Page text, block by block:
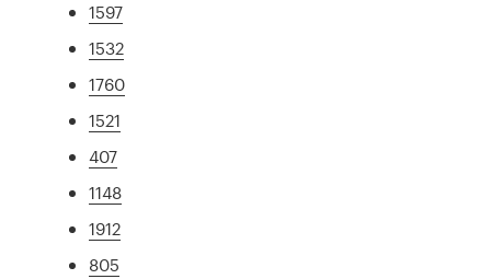
1597
1532
1760
1521
407
1148
1912
805